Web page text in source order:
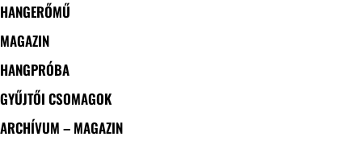
HANGERŐMŰ
MAGAZIN
HANGPRÓBA
GYŰJTŐI CSOMAGOK
ARCHÍVUM – MAGAZIN